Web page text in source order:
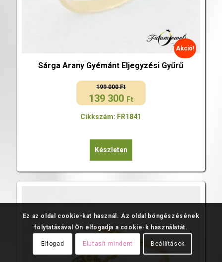
Sárga Arany Gyémánt Eljegyzési Gyűrű
199 000Ft
Original
was:
000 Ft.
139 300 Ft
Current
is:
300 Ft.
Akció!
Cikkszám: FR1841
Készleten
Ez az oldal cookie-kat használ. Az oldal böngészésének
folytatásával Ön elfogadja a cookie-k használatát.
Elfogad Elutasít mindent Beállítások